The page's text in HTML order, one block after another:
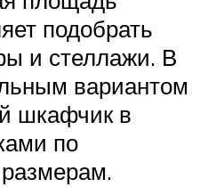
подобрать
и стеллажи. В
вариантом
шкафчик в
по